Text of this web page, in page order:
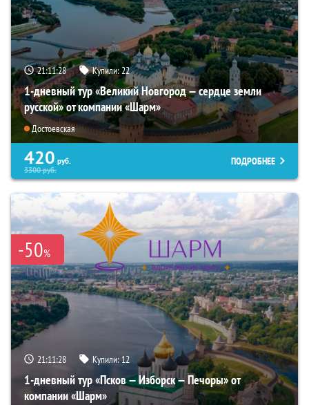
21:11:27 Купили:22
1-дневный тур «Великий Новгород — сердце земли
русской» от компании «Шарм»
Достоевская
420 руб.
3300руб.
ПОДРОБНЕЕ
-50%
21:11:27 Купили:12
1-дневный тур «Псков — Изборск — Печоры» от
компании «Шарм»